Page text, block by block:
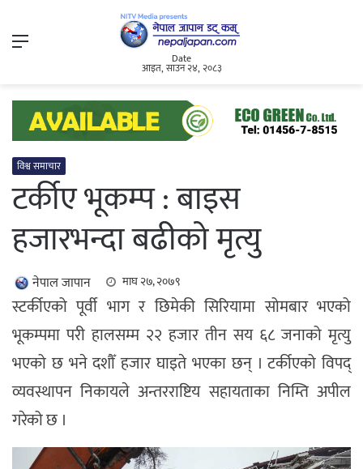
Menu
Date
आइत, साउन २४, २०८३
विश्व समाचार
टर्कीए भूकम्प : बाइस
हजारभन्दा बढीको मृत्यु
नेपाल जापान माघ २७, २०७९
स्टर्कीएको पूर्वी भाग र छिमेकी सिरियामा सोमबार भएको
भूकम्पमा परी हालसम्म २२ हजार तीन सय ६८ जनाको मृत्यु
भएको छ भने दशौँ हजार घाइते भएका छन् । टर्कीएको विपद्
व्यवस्थापन निकायले अन्तरराष्टिय सहायताका निम्ति अपील
गरेको छ ।